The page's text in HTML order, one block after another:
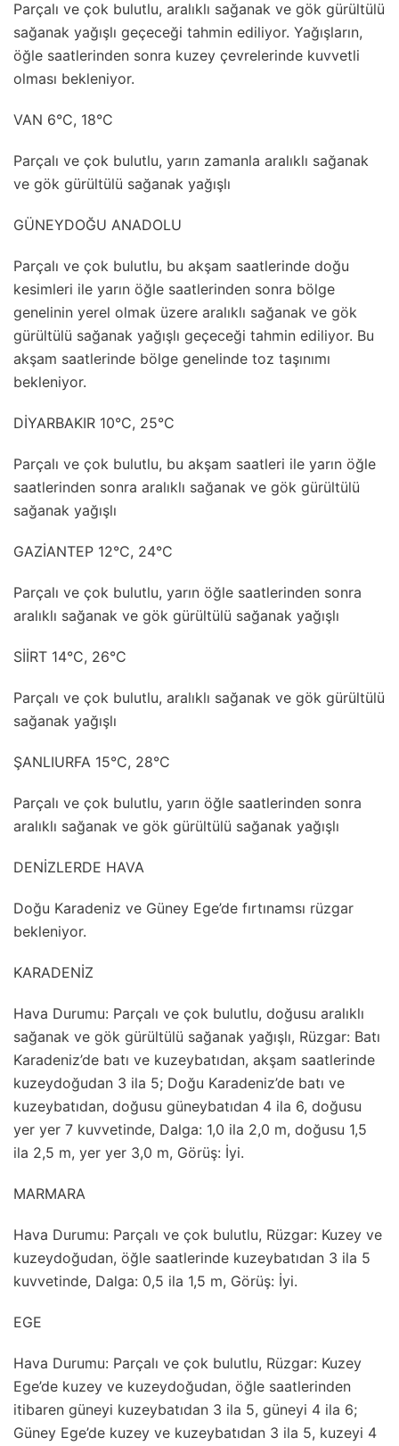
Parçalı ve çok bulutlu, aralıklı sağanak ve gök gürültülü
sağanak yağışlı geçeceği tahmin ediliyor. Yağışların,
öğle saatlerinden sonra kuzey çevrelerinde kuvvetli
olması bekleniyor.
VAN 6°C, 18°C
Parçalı ve çok bulutlu, yarın zamanla aralıklı sağanak
ve gök gürültülü sağanak yağışlı
GÜNEYDOĞU ANADOLU
Parçalı ve çok bulutlu, bu akşam saatlerinde doğu
kesimleri ile yarın öğle saatlerinden sonra bölge
genelinin yerel olmak üzere aralıklı sağanak ve gök
gürültülü sağanak yağışlı geçeceği tahmin ediliyor. Bu
akşam saatlerinde bölge genelinde toz taşınımı
bekleniyor.
DİYARBAKIR 10°C, 25°C
Parçalı ve çok bulutlu, bu akşam saatleri ile yarın öğle
saatlerinden sonra aralıklı sağanak ve gök gürültülü
sağanak yağışlı
GAZİANTEP 12°C, 24°C
Parçalı ve çok bulutlu, yarın öğle saatlerinden sonra
aralıklı sağanak ve gök gürültülü sağanak yağışlı
SİİRT 14°C, 26°C
Parçalı ve çok bulutlu, aralıklı sağanak ve gök gürültülü
sağanak yağışlı
ŞANLIURFA 15°C, 28°C
Parçalı ve çok bulutlu, yarın öğle saatlerinden sonra
aralıklı sağanak ve gök gürültülü sağanak yağışlı
DENİZLERDE HAVA
Doğu Karadeniz ve Güney Ege’de fırtınamsı rüzgar
bekleniyor.
KARADENİZ
Hava Durumu: Parçalı ve çok bulutlu, doğusu aralıklı
sağanak ve gök gürültülü sağanak yağışlı, Rüzgar: Batı
Karadeniz’de batı ve kuzeybatıdan, akşam saatlerinde
kuzeydoğudan 3 ila 5; Doğu Karadeniz’de batı ve
kuzeybatıdan, doğusu güneybatıdan 4 ila 6, doğusu
yer yer 7 kuvvetinde, Dalga: 1,0 ila 2,0 m, doğusu 1,5
ila 2,5 m, yer yer 3,0 m, Görüş: İyi.
MARMARA
Hava Durumu: Parçalı ve çok bulutlu, Rüzgar: Kuzey ve
kuzeydoğudan, öğle saatlerinde kuzeybatıdan 3 ila 5
kuvvetinde, Dalga: 0,5 ila 1,5 m, Görüş: İyi.
EGE
Hava Durumu: Parçalı ve çok bulutlu, Rüzgar: Kuzey
Ege’de kuzey ve kuzeydoğudan, öğle saatlerinden
itibaren güneyi kuzeybatıdan 3 ila 5, güneyi 4 ila 6;
Güney Ege’de kuzey ve kuzeybatıdan 3 ila 5, kuzeyi 4